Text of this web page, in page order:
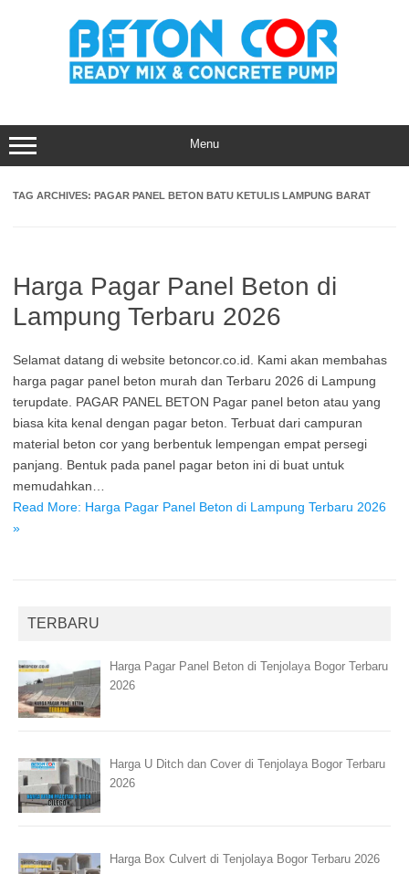
Menu
TAG ARCHIVES: PAGAR PANEL BETON BATU KETULIS LAMPUNG BARAT
Harga Pagar Panel Beton di
Lampung Terbaru 2026
Selamat datang di website betoncor.co.id. Kami akan membahas
harga pagar panel beton murah dan Terbaru 2026 di Lampung
terupdate. PAGAR PANEL BETON Pagar panel beton atau yang
biasa kita kenal dengan pagar beton. Terbuat dari campuran
material beton cor yang berbentuk lempengan empat persegi
panjang. Bentuk pada panel pagar beton ini di buat untuk
memudahkan…
Read More: Harga Pagar Panel Beton di Lampung Terbaru 2026
»
TERBARU
Harga Pagar Panel Beton di Tenjolaya Bogor Terbaru
2026
Harga U Ditch dan Cover di Tenjolaya Bogor Terbaru
2026
Harga Box Culvert di Tenjolaya Bogor Terbaru 2026